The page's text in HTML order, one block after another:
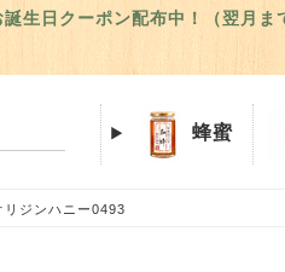
日クーポン配布中！（翌月ま
蜂蜜
リジンハニー0493